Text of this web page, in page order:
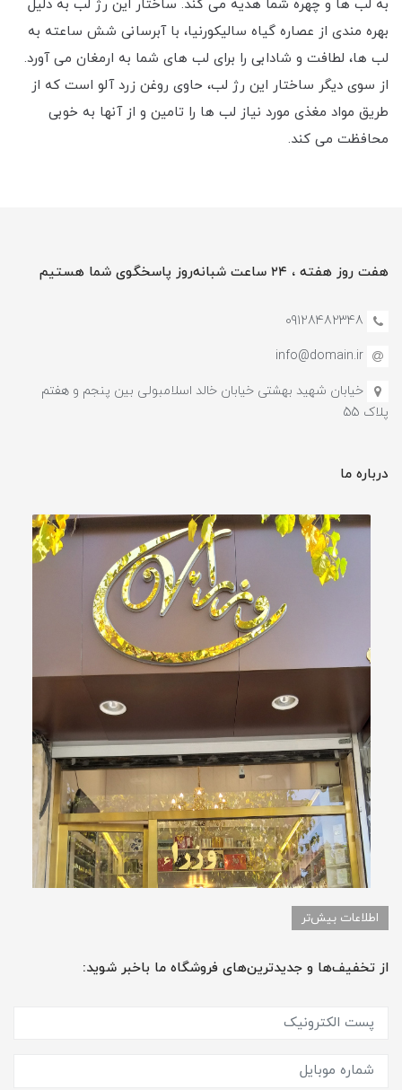
به لب ها و چهره شما هدیه می کند. ساختار این رژ لب به دلیل
بهره مندی از عصاره گیاه سالیکورنیا، با آبرسانی شش ساعته به
لب ها، لطافت و شادابی را برای لب های شما به ارمغان می آورد.
از سوی دیگر ساختار این رژ لب، حاوی روغن زرد آلو است که از
طریق مواد مغذی مورد نیاز لب ها را تامین و از آنها به خوبی
محافظت می کند.
هفت روز هفته ، ۲۴ ساعت شبانه‌روز پاسخگوی شما هستیم
09128482348
info@domain.ir
خیابان شهید بهشتی خیابان خالد اسلامبولی بین پنجم و هفتم
پلاک 55
درباره ما
اطلاعات بیش‌تر
از تخفیف‌ها و جدیدترین‌های فروشگاه ما باخبر شوید: